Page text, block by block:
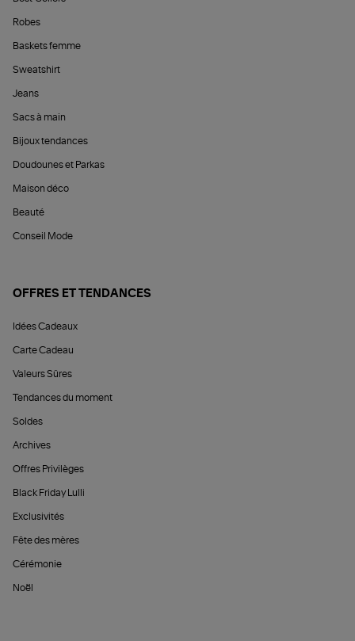
Robes
Baskets femme
Sweatshirt
Jeans
Sacs à main
Bijoux tendances
Doudounes et Parkas
Maison déco
Beauté
Conseil Mode
OFFRES ET TENDANCES
Idées Cadeaux
Carte Cadeau
Valeurs Sûres
Tendances du moment
Soldes
Archives
Offres Privilèges
Black Friday Lulli
Exclusivités
Fête des mères
Cérémonie
Noël